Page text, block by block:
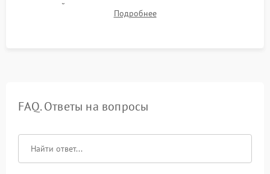
до нужной температуры, отсутствия посторонних шумов,
штатного слива и абсолютной сухости в поддоне.
Подробнее
FAQ. Ответы на вопросы